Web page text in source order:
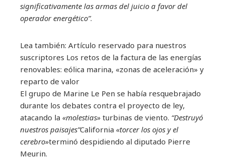
significativamente las armas del juicio a favor del
operador energético”.
Lea también: Artículo reservado para nuestros
suscriptores Los retos de la factura de las energías
renovables: eólica marina, «zonas de aceleración» y
reparto de valor
El grupo de Marine Le Pen se había resquebrajado
durante los debates contra el proyecto de ley,
atacando la «molestias» turbinas de viento. “Destruyó
nuestros paisajes”California «torcer los ojos y el
cerebro»terminó despidiendo al diputado Pierre
Meurin.